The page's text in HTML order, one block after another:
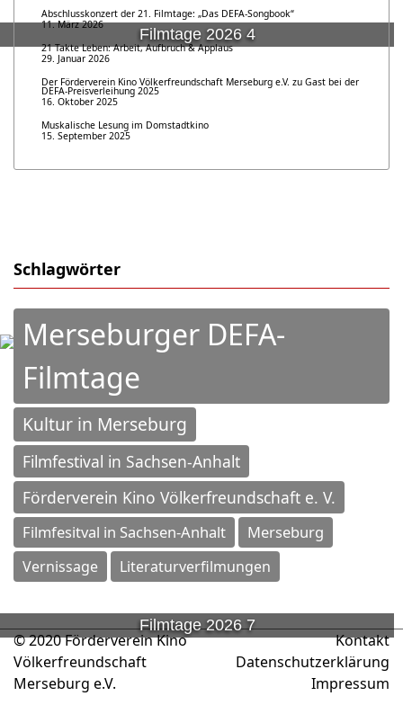
Filmtage 2026 4
Filmtage 2026 7
Abschlusskonzert der 21. Filmtage: „Das DEFA-Songbook“
11. März 2026
21 Takte Leben: Arbeit, Aufbruch & Applaus
29. Januar 2026
Der Förderverein Kino Völkerfreundschaft Merseburg e.V. zu Gast bei der
DEFA-Preisverleihung 2025
16. Oktober 2025
Muskalische Lesung im Domstadtkino
15. September 2025
Schlagwörter
Merseburger DEFA-
Filmtage
Kultur in Merseburg
Filmfestival in Sachsen-Anhalt
Förderverein Kino Völkerfreundschaft e. V.
Filmfesitval in Sachsen-Anhalt Merseburg
Vernissage Literaturverfilmungen
© 2020 Förderverein Kino
Völkerfreundschaft
Merseburg e.V.
Kontakt
Datenschutzerklärung
Impressum